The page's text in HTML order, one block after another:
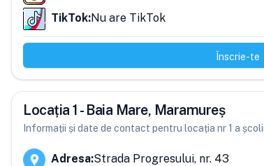
TikTok:Nu are TikTok
Înscrie-te
Locația 1 - Baia Mare, Maramureș
Informații și date de contact pentru locația nr 1 a
Adresa:Strada Progresului, nr. 43